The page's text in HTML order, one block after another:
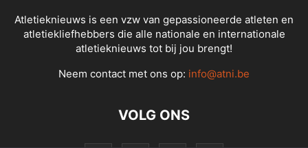
Atletieknieuws is een vzw van gepassioneerde atleten en
atletiekliefhebbers die alle nationale en internationale
atletieknieuws tot bij jou brengt!
Neem contact met ons op: info@atni.be
VOLG ONS